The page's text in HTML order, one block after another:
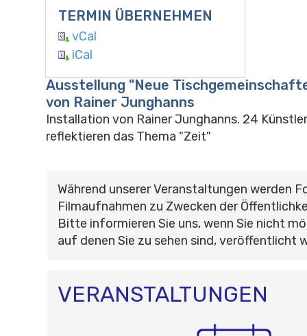
TERMIN ÜBERNEHMEN
vCal
iCal
Ausstellung "Neue
von Rainer Junghanns
Installation von Rainer Junghanns. 24
reflektieren das Thema "Zeit"
Während unserer Veranstaltungen werden
Filmaufnahmen zu Zwecken der
Bitte informieren Sie uns, wenn Sie nicht
auf denen Sie zu sehen sind, veröffentlicht
VERANSTALTUNGEN